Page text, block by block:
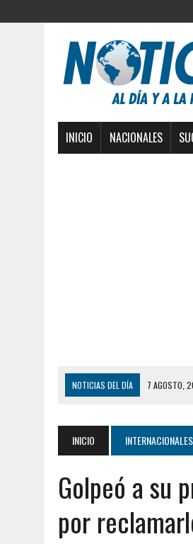
INICIO NACIONALES
NOTICIAS DEL DÍA 7 AGOSTO,
6 AGOSTO, 2026 | BARINAS:
6 AGOSTO, 2026
CONMOCIÓN
5 AGOSTO, 2026
| PRESUNTO
5 AGOSTO, 2026
| HORROR EN
INICIO INTERNACIONALES
Golpeó a su
por